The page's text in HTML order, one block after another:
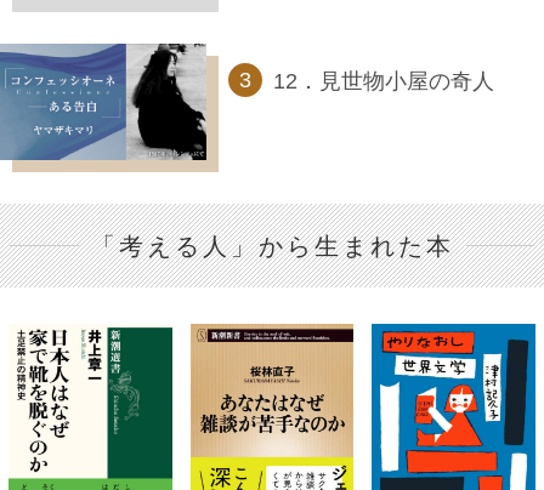
12．見世物小屋の奇人
「考える人」から生まれた本